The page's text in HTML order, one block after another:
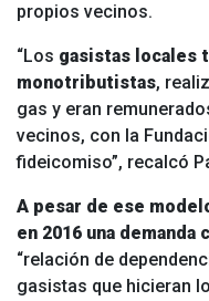
propios vecinos.
“Los gasistas locales
monotributistas,
gas y eran
vecinos, con la
fideicomiso”, recalcó
A pesar de ese
en 2016 una demanda
“relación de
gasistas que hicieran